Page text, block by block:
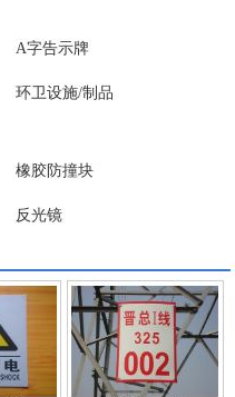
A字告示牌
环卫设施/制品
橡胶防撞块
反光镜